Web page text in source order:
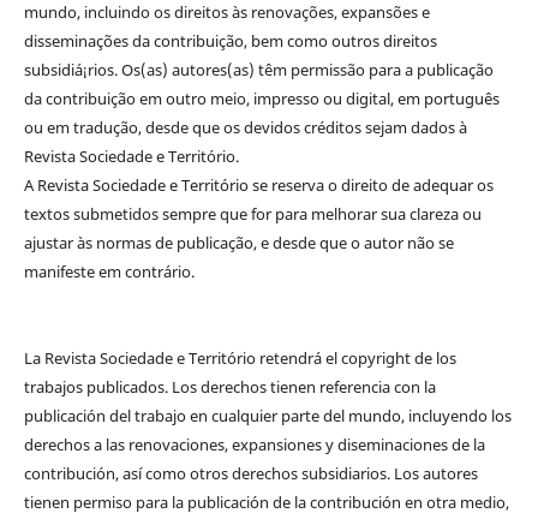
mundo, incluindo os direitos às renovações, expansões e
disseminações da contribuição, bem como outros direitos
subsidiá¡rios. Os(as) autores(as) têm permissão para a publicação
da contribuição em outro meio, impresso ou digital, em português
ou em tradução, desde que os devidos créditos sejam dados à
Revista Sociedade e Território.
A Revista Sociedade e Território se reserva o direito de adequar os
textos submetidos sempre que for para melhorar sua clareza ou
ajustar às normas de publicação, e desde que o autor não se
manifeste em contrário.
La Revista Sociedade e Território retendrá el copyright de los
trabajos publicados. Los derechos tienen referencia con la
publicación del trabajo en cualquier parte del mundo, incluyendo los
derechos a las renovaciones, expansiones y diseminaciones de la
contribución, así como otros derechos subsidiarios. Los autores
tienen permiso para la publicación de la contribución en otra medio,